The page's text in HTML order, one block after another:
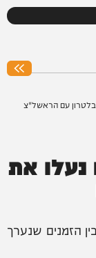
בלטרון עם הראשל"צ
נעלו את
הזמנים שנערך